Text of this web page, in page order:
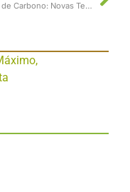
Crédito de Carbono: Novas Tecnologias de Verificação e Monitoramento para Projetos Florestais